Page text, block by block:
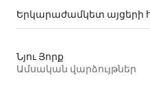
Երկարաժամկետ այցերի
Նյու Յորք
Ամսական վարձույթներ